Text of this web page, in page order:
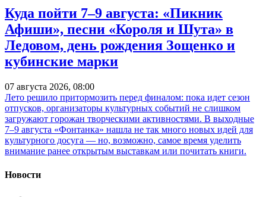
Куда пойти 7–9 августа: «Пикник
Афиши», песни «Короля и Шута» в
Ледовом, день рождения Зощенко и
кубинские марки
07 августа 2026, 08:00
Лето решило притормозить перед финалом: пока идет сезон
отпусков, организаторы культурных событий не слишком
загружают горожан творческими активностями. В выходные
7–9 августа «Фонтанка» нашла не так много новых идей для
культурного досуга — но, возможно, самое время уделить
внимание ранее открытым выставкам или почитать книги.
Новости